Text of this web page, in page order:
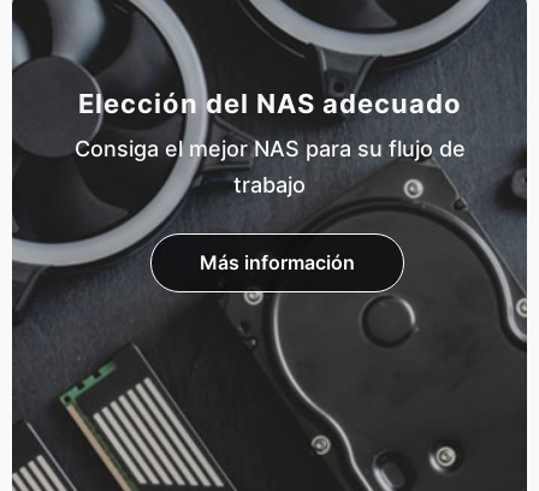
Elección del NAS adecuado
Consiga el mejor NAS para su flujo de
trabajo
Más información